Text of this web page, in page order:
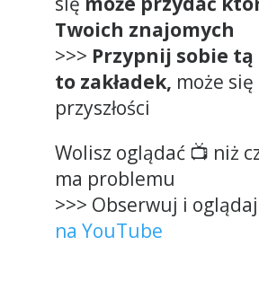
Twoich znajomych
>>> Przypnij sobie
to zakładek, może
przyszłości
Wolisz oglądać 📺 niż
ma problemu
>>> Obserwuj i oglądaj
na YouTube